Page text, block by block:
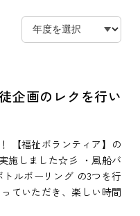
企画のレクを行い
【福祉ボランティア】の
施しました☆彡 ・風船バ
ルボーリング の3つを行
ていただき、楽しい時間